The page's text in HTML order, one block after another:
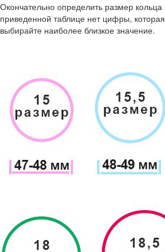
Окончательно определить размер
приведенной таблице нет цифры,
выбирайте наиболее близкое значение.